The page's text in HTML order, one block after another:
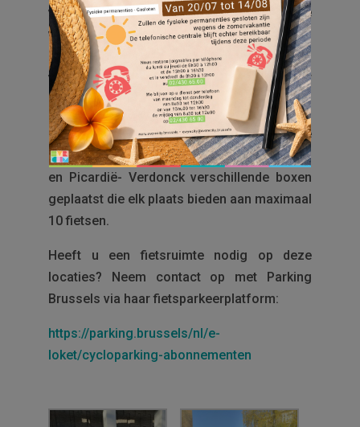
verplaatsen op onze reeds verzadigde
verkeerswegen. Omdat ze schoner zijn, zijn
ze milieuvriendelijker en leveren ze tal van
voordelen op: minder vervuiling, meer
lichaamsbeweging, enz.
Om deze positieve dynamiek aan te
moedigen, heeft Everecity in de wijken Plato
en Picardië- Verdonck verschillende boxen
geplaatst die elk plaats bieden aan maximaal
10 fietsen.
Heeft u een fietsruimte nodig op deze
locaties? Neem contact op met Parking
Brussels via haar fietsparkeerplatform:
https://parking.brussels/nl/e-
loket/cycloparking-abonnementen